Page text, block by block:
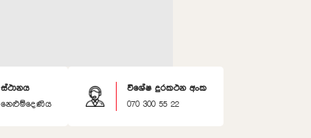
ස්ථානය
නෙළුම්දෙණිය
විශේෂ දුරකථන අංක
070 300 55 22